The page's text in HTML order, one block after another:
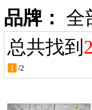
品牌： 全
总共找到
1 /2